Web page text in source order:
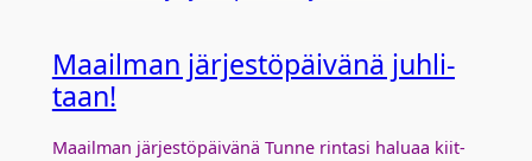
Maa­il­man jär­jes­tö­päi­vä­nä juh­li­
taan!
Maa­il­man jär­jes­tö­päi­vä­nä Tun­ne rin­ta­si halu­aa kiit­